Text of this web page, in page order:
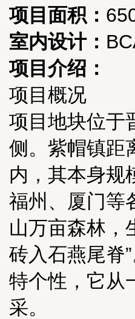
项目面积：
室内设计：
项目介绍：
项目概况
项目地块位于
侧。紫帽镇距
内，其本身规
福州、厦门等
山万亩森林，
砖入石燕尾脊
特个性，它从
采。